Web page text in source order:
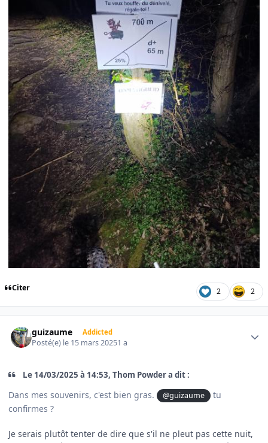
Citer 2 2
guizaume Addicted
Posté(e) le 15 mars 20251 a
Le 14/03/2025 à 14:53, Thom Powder a dit :
Dans mes souvenirs, c'est bien gras. @guizaume
tu
confirmes ?
Je serais plutôt tenter de dire que s'il ne pleut pas cette nuit,